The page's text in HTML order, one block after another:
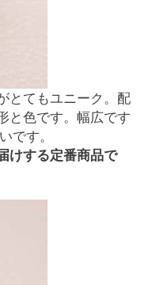
とてもユニーク。配
と色です。幅広です
です。
けする定番商品で